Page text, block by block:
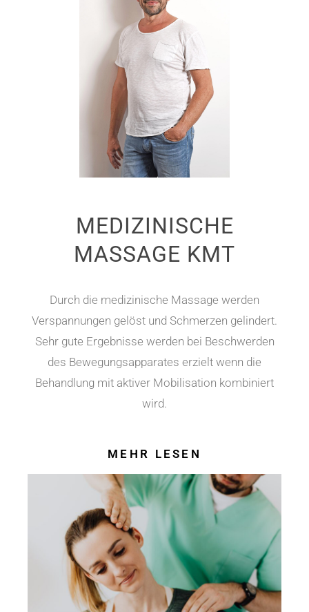
MEDIZINISCHE
MASSAGE KMT
Durch die medizinische Massage werden
Verspannungen gelöst und Schmerzen gelindert.
Sehr gute Ergebnisse werden bei Beschwerden
des Bewegungsapparates erzielt wenn die
Behandlung mit aktiver Mobilisation kombiniert
wird.
MEHR LESEN